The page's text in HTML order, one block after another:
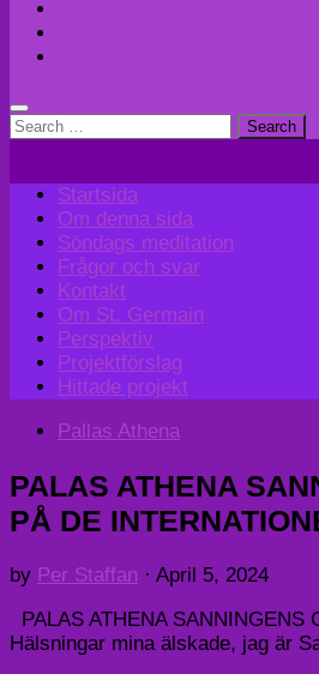
Search
Startsida
Om denna sida
Söndags meditation
Frågor och svar
Kontakt
Om St. Germain
Perspektiv
Projektförslag
Hittade projekt
Pallas Athena
PALAS ATHENA
PÅ DE
by Per Staffan · April 5, 2024
PALAS ATHENA SANNINGENS
Hälsningar mina älskade, jag är